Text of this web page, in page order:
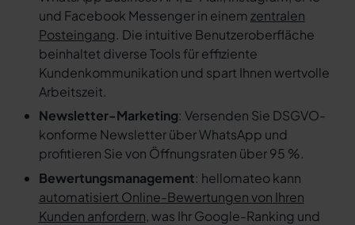
und Facebook Messenger in einem zentralen
Posteingang. Die intuitive Benutzeroberfläche
beinhaltet diverse Tools für effiziente
Kundenkommunikation und spart Ihnen wertvolle
Arbeitszeit.
Newsletter-Marketing: Versenden Sie DSGVO-
konforme Newsletter über WhatsApp und
profitieren Sie von Öffnungsraten über 95 %.
Bewertungsmanagement: hellomateo kann
automatisiert Online-Bewertungen von Ihren
Kunden anfordern, was Ihr Google-Ranking und